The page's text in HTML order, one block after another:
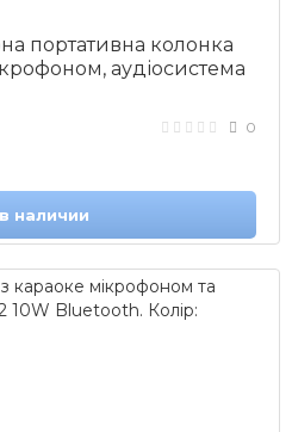
портативна колонка
аудіосистема
0
наличии